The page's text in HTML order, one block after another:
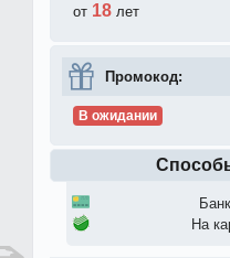
от 18 лет
Промокод:
В ожидании
На